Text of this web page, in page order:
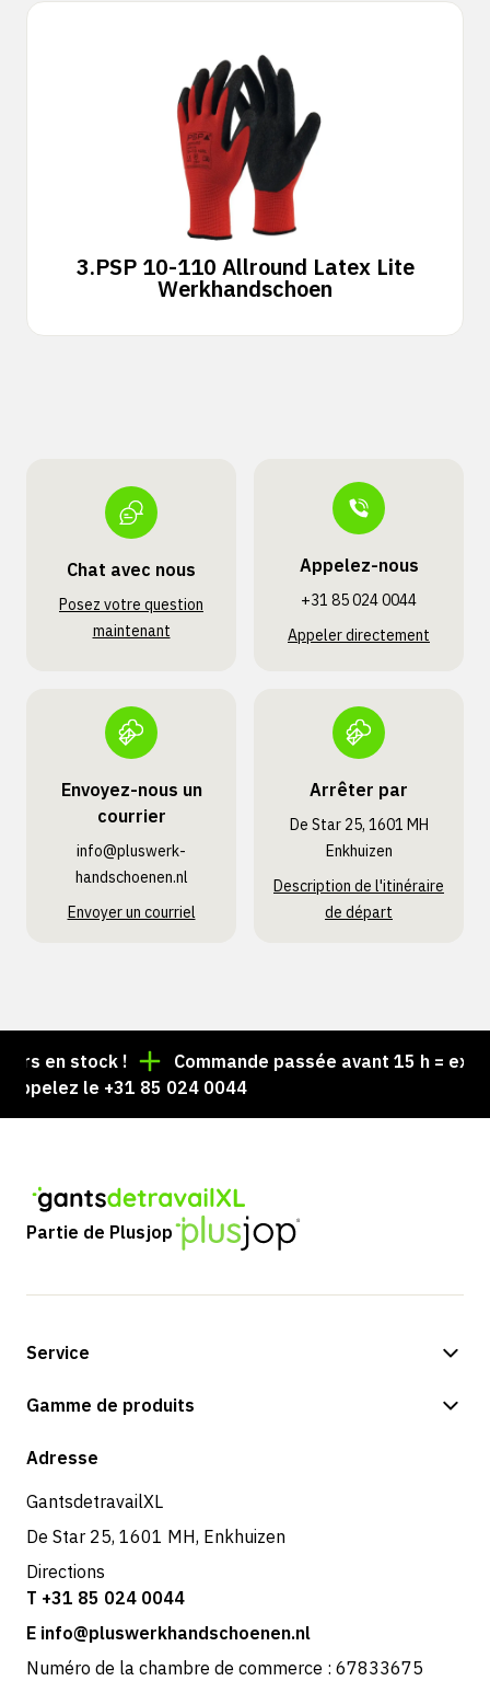
3.PSP 10-110 Allround Latex Lite
Werkhandschoen
Chat avec nous
Posez votre question
maintenant
Appelez-nous
+31 85 024 0044
Appeler directement
Envoyez-nous un
courrier
info@pluswerk­
handschoenen.nl
Envoyer un courriel
Arrêter par
De Star 25, 1601 MH
Enkhuizen
Description de l'itinéraire
de départ
en stock !
Commande passée avant 15 h =
le +31 85 024 0044
Partie de Plusjop
Service
Options de paiement
Retours et service
Gamme de produits
Boutique
Adresse
GantsdetravailXL
De Star 25, 1601 MH, Enkhuizen
Directions
T +31 85 024 0044
E info@pluswerkhandschoenen.nl
Numéro de la chambre de commerce : 67833675